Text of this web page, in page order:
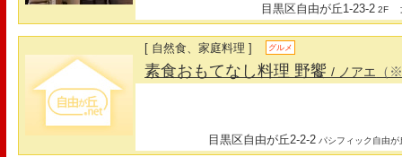
目黒区自由が丘1-23-2 2F
[ 自然食、家庭料理 ] グルメ
素食おもてなし料理 野饗/ ノアエ （
目黒区自由が丘2-2-2 パシフィック自由